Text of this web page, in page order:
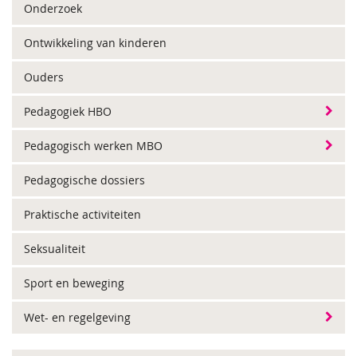
Onderzoek
Ontwikkeling van kinderen
Ouders
Pedagogiek HBO
Pedagogisch werken MBO
Pedagogische dossiers
Praktische activiteiten
Seksualiteit
Sport en beweging
Wet- en regelgeving